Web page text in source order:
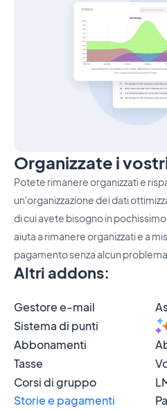
Altri addons:
Gestore e-mail
Sistema di punti
Abbonamenti
Tasse
Corsi di gruppo
Storie e pagamenti
Organizzate i
Potete rimanere organizzati e
un'organizzazione dei dati
di cui avete bisogno in
aiuta a rimanere organizzati e a
pagamento senza alcun problema.